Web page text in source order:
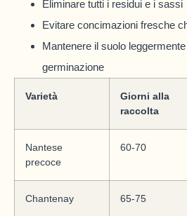
Eliminare tutti i residui e i sassi
Evitare concimazioni fresche
Mantenere il suolo
germinazione
Varietà
Giorni alla
raccolta
Nantese
precoce
60-70
Chantenay 65-75